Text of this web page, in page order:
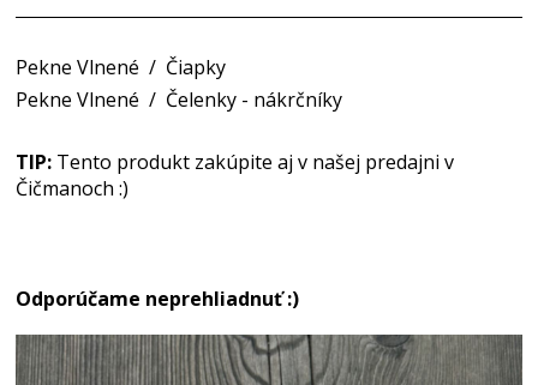
Pekne Vlnené / Čiapky
Pekne Vlnené / Čelenky - nákrčníky
TIP: Tento produkt zakúpite aj v našej predajni v
Čičmanoch :)
Odporúčame neprehliadnuť :)